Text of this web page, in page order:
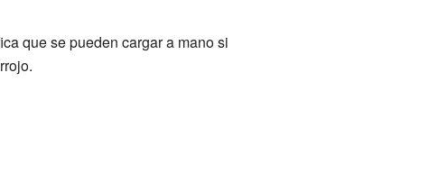
que se pueden cargar a mano si